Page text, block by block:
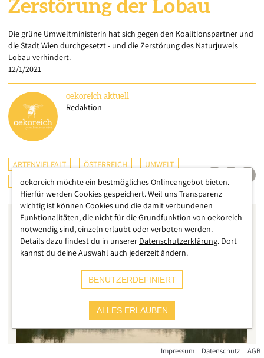
Zerstörung der Lobau
Die grüne Umweltministerin hat sich gegen den Koalitionspartner und
die Stadt Wien durchgesetzt - und die Zerstörung des Naturjuwels
Lobau verhindert.
12/1/2021
oekoreich aktuell
Redaktion
ARTENVIELFALT ÖSTERREICH
UMWELT
KLIMA
Impressum Datenschutz AGB
oekoreich möchte ein bestmögliches Onlineangebot bieten.
Hierfür werden Cookies gespeichert. Weil uns Transparenz
wichtig ist können Cookies und die damit verbundenen
Funktionalitäten, die nicht für die Grundfunktion von oekoreich
notwendig sind, einzeln erlaubt oder verboten werden.
Details dazu findest du in unserer Datenschutzerklärung. Dort
kannst du deine Auswahl auch jederzeit ändern.
BENUTZERDEFINIERT
ALLES ERLAUBEN